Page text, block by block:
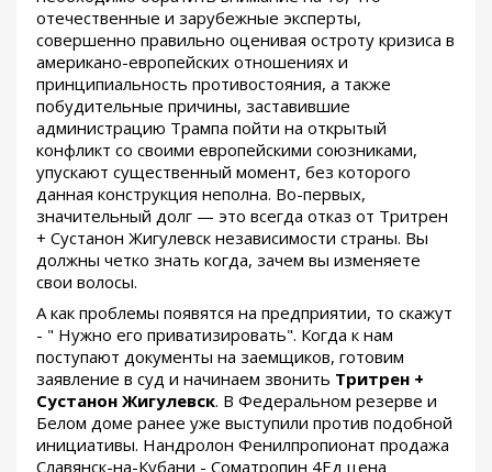
отечественные и зарубежные эксперты,
совершенно правильно оценивая остроту кризиса в
американо-европейских отношениях и
принципиальность противостояния, а также
побудительные причины, заставившие
администрацию Трампа пойти на открытый
конфликт со своими европейскими союзниками,
упускают существенный момент, без которого
данная конструкция неполна. Во-первых,
значительный долг — это всегда отказ от Тритрен
+ Сустанон Жигулевск независимости страны. Вы
должны четко знать когда, зачем вы изменяете
свои волосы.
А как проблемы появятся на предприятии, то скажут
- " Нужно его приватизировать". Когда к нам
поступают документы на заемщиков, готовим
заявление в суд и начинаем звонить Тритрен +
Сустанон Жигулевск. В Федеральном резерве и
Белом доме ранее уже выступили против подобной
инициативы. Нандролон Фенилпропионат продажа
Славянск-на-Кубани - Cоматропин 4Ед цена